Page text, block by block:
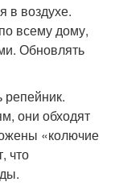
в воздухе.
всему дому,
Обновлять
они обходят
«колючие
что